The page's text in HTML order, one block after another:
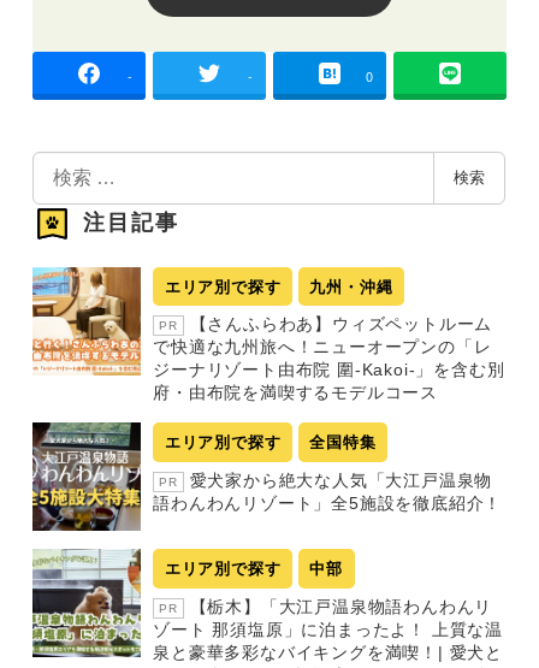
- - 0
検
索
検索
注目記事
エリア別で探す 九州・沖縄
PR
【さんふらわあ】ウィズペットルーム
で快適な九州旅へ！ニューオープンの「レ
ジーナリゾート由布院 圍-Kakoi-」を含む別
府・由布院を満喫するモデルコース
エリア別で探す 全国特集
PR
愛犬家から絶大な人気「大江戸温泉物
語わんわんリゾート」全5施設を徹底紹介！
エリア別で探す 中部
PR
【栃木】「大江戸温泉物語わんわんリ
ゾート 那須塩原」に泊まったよ！ 上質な温
泉と豪華多彩なバイキングを満喫！| 愛犬と